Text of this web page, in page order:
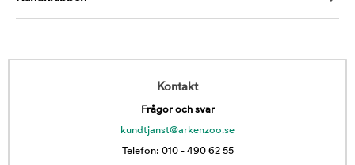
Kontakt
Frågor och svar
kundtjanst@arkenzoo.se
Telefon: 010 - 490 62 55